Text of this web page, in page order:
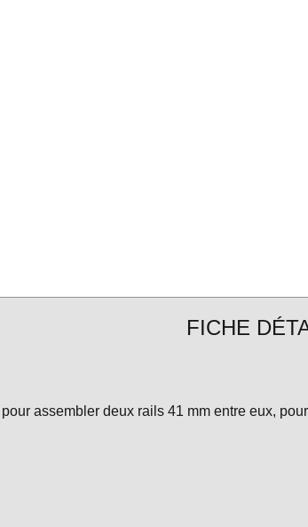
FICHE
assembler deux rails 41 mm entre eux,